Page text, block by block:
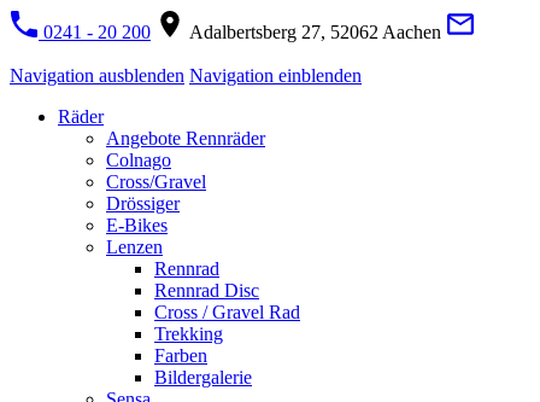
0241 - 20 200 Adalbertsberg 27, 52062 Aachen
Navigation ausblenden Navigation einblenden
Räder
Angebote Rennräder
Colnago
Cross/Gravel
Drössiger
E-Bikes
Lenzen
Rennrad
Rennrad Disc
Cross / Gravel Rad
Trekking
Farben
Bildergalerie